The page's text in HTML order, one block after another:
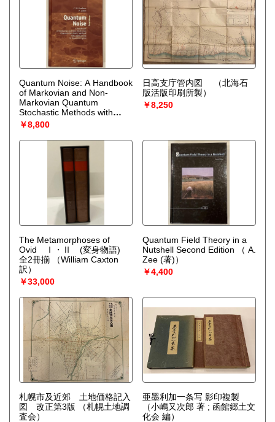
Quantum Noise: A Handbook
of Markovian and Non-
Markovian Quantum
Stochastic Methods with
Applications to Quantum
Optics (Springer Series in
Synergetics) 3rd Edition （
Crispin Gardiner (著), Peter
Zoller (著)）
￥8,800
日高支庁管内図
（北海石
版活版印刷所製）
￥8,250
The Metamorphoses of
Ovid Ⅰ・Ⅱ (変身物語)
全2冊揃
（William Caxton
訳）
￥33,000
Quantum Field Theory in a
Nutshell Second Edition
（ A.
Zee (著)）
￥4,400
札幌市及近郊 土地価格記入
図 改正第3版
（札幌土地調
査会）
亜墨利加一条写 影印複製
（小嶋又次郎 著 ; 函館郷土文
化会 編）